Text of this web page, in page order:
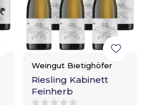
Weingut Bietighöfer
Riesling Kabinett
Feinherb